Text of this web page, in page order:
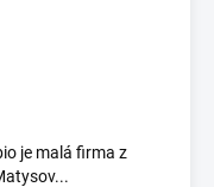
je malá firma z